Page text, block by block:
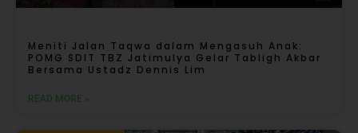
Meniti Jalan Taqwa dalam Mengasuh Anak:
POMG SDIT TBZ Jatimulya Gelar Tabligh Akbar
Bersama Ustadz Dennis Lim
READ MORE »